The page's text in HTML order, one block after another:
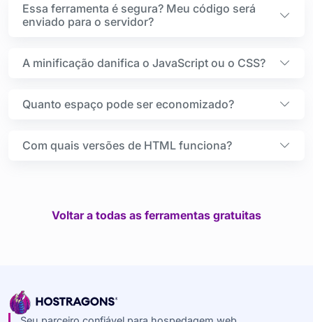
Essa ferramenta é segura? Meu código será
enviado para o servidor?
A minificação danifica o JavaScript ou o CSS?
Quanto espaço pode ser economizado?
Com quais versões de HTML funciona?
Voltar a todas as ferramentas gratuitas